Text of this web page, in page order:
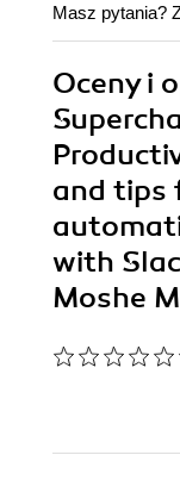
Masz pytania?
Oceny i
and tips
with
Moshe